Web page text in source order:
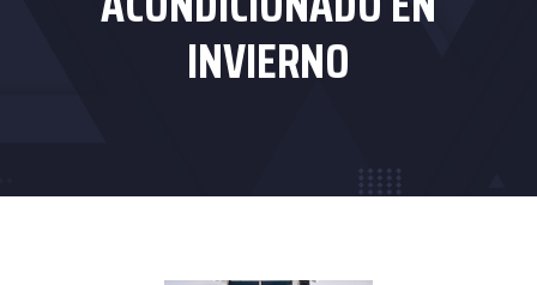
INVIERNO